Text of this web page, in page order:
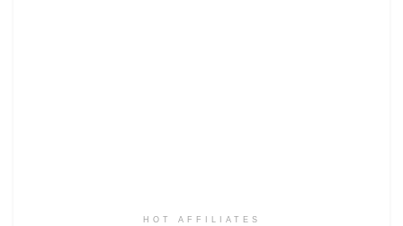
HOT AFFILIATES